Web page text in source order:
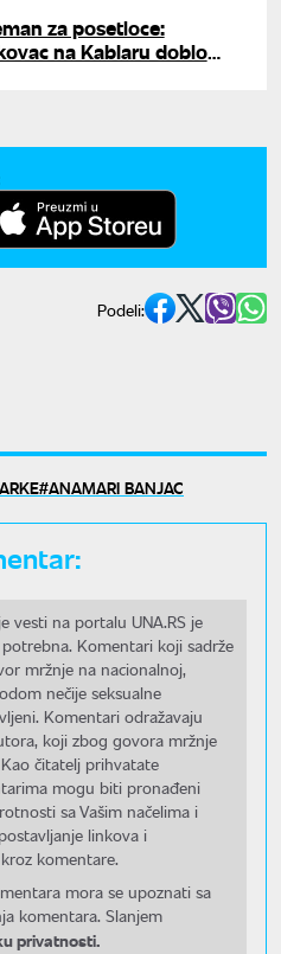
za posetioce:
na Kablaru dobio
Podeli:
ANAMARI BANJAC
vesti na portalu UNA.RS je
Komentari koji sadrže
mržnje na nacionalnoj,
nečije seksualne
Komentari odražavaju
koji zbog govora mržnje
čitatelj prihvatate
mogu biti pronađeni
sa Vašim načelima i
linkova i
komentare.
mora se upoznati sa
komentara. Slanjem
privatnosti.